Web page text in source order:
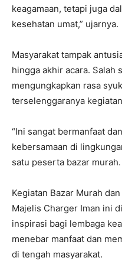
keagamaan, tetapi juga
kesehatan umat,” ujarnya.
Masyarakat tampak
hingga akhir acara. Salah
mengungkapkan rasa
terselenggaranya
“Ini sangat bermanfaat
kebersamaan di
satu peserta bazar murah.
Kegiatan Bazar Murah
Majelis Charger Iman ini
inspirasi bagi lembaga
menebar manfaat dan
di tengah masyarakat.